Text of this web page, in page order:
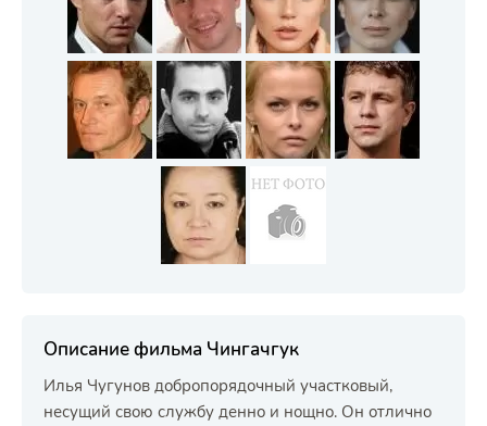
Описание фильма Чингачгук
Илья Чугунов добропорядочный участковый,
несущий свою службу денно и нощно. Он отлично